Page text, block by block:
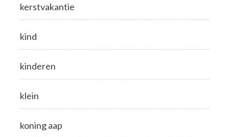
kerstvakantie
kind
kinderen
klein
koning aap